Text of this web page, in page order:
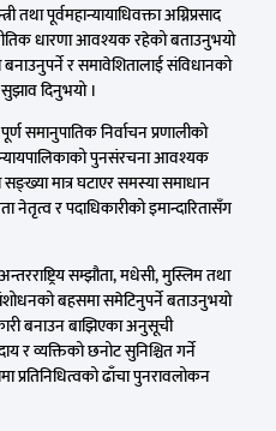
तथा पूर्वमहान्यायाधिवक्ता अग्निप्रसाद
धारणा आवश्यक रहेको बताउनुभयो
र समावेशितालाई संविधानको
दिनुभयो ।
निर्वाचन प्रणालीको
न्यायपालिकाको पुनसंंरचना आवश्यक
मात्र घटाएर समस्या समाधान
नेतृत्व र पदाधिकारीको इमान्दारितासँग
सम्झौता, मधेसी, मुस्लिम तथा
बहसमा समेटिनुपर्ने बताउनुभयो
बनाउन बाझिएका अनुसूची
र व्यक्तिको छनोट सुनिश्चित गर्ने
प्रतिनिधित्वको ढाँचा पुनरावलोकन